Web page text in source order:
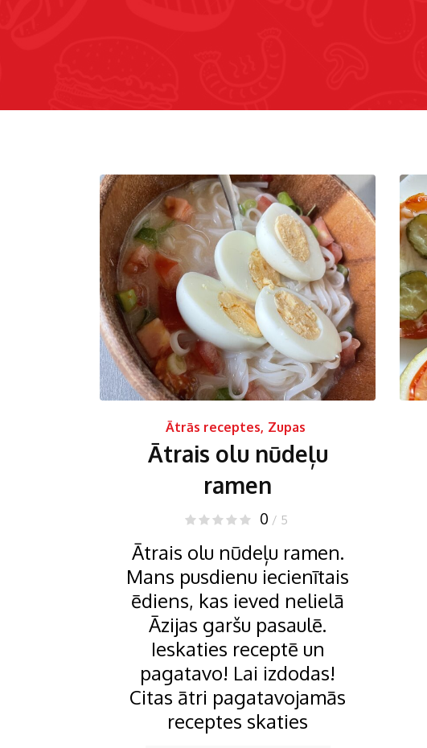
Ātrās receptes, Zupas
Ātrais olu nūdeļu
ramen
0 / 5
Ātrais olu nūdeļu ramen.
Mans pusdienu iecienītais
ēdiens, kas ieved nelielā
Āzijas garšu pasaulē.
Ieskaties receptē un
pagatavo! Lai izdodas!
Citas ātri pagatavojamās
receptes skaties